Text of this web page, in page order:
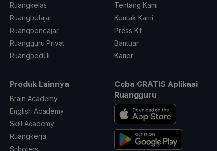
Ruangkelas
Ruangbelajar
Ruangpengajar
Ruangguru Privat
Ruangpeduli
Tentang Kami
Kontak Kami
Press Kit
Bantuan
Karier
Produk Lainnya
Brain Academy
English Academy
Skill Academy
Ruangkerja
Schoters
Coba GRATIS Aplikasi
Ruangguru